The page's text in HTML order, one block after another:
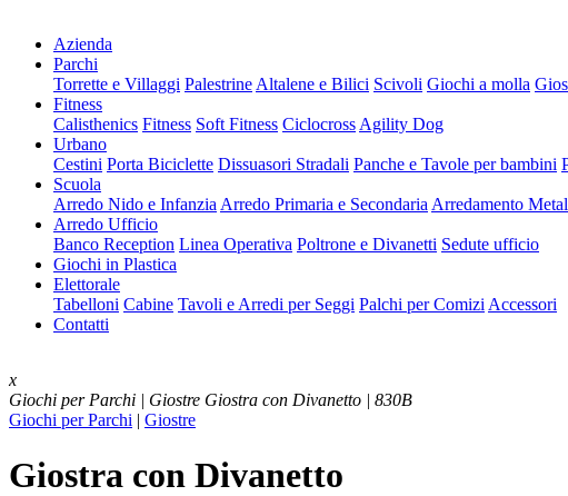
Azienda
Parchi
Torrette e Villaggi Palestrine Altalene e Bilici Scivoli Giochi a molla
Fitness
Calisthenics Fitness Soft Fitness Ciclocross Agility Dog
Urbano
Cestini Porta Biciclette Dissuasori Stradali Panche e Tavole per bambini
Scuola
Arredo Nido e Infanzia Arredo Primaria e Secondaria Arredamento
Arredo Ufficio
Banco Reception Linea Operativa Poltrone e Divanetti Sedute ufficio
Giochi in Plastica
Elettorale
Tabelloni Cabine Tavoli e Arredi per Seggi Palchi per Comizi Accessori
Contatti
x
Giochi per Parchi | Giostre Giostra con Divanetto | 830B
Giochi per Parchi | Giostre
Giostra con Divanetto